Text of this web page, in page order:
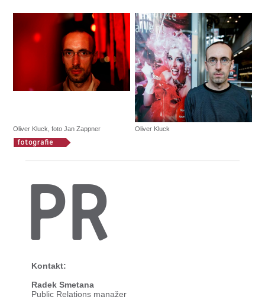
Oliver Kluck, foto Jan Zappner Oliver Kluck
PR
Kontakt:
Radek Smetana
Public Relations manažer